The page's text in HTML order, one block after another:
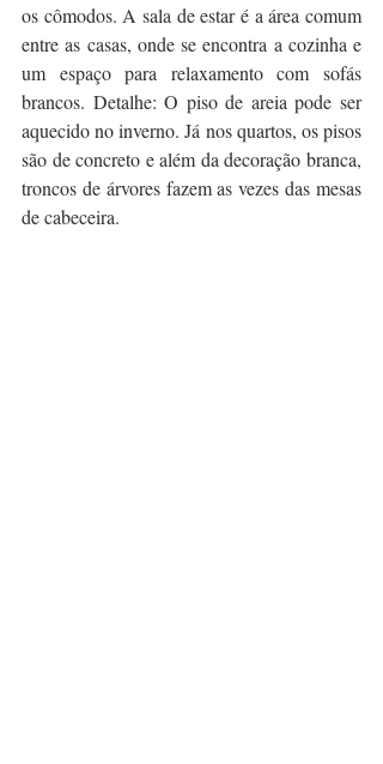
os cômodos. A sala de estar é a área comum
entre as casas, onde se encontra a cozinha e
um espaço para relaxamento com sofás
brancos. Detalhe: O piso de areia pode ser
aquecido no inverno. Já nos quartos, os pisos
são de concreto e além da decoração branca,
troncos de árvores fazem as vezes das mesas
de cabeceira.